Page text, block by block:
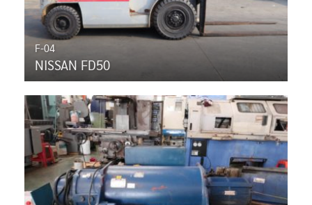
F-04
NISSAN FD50